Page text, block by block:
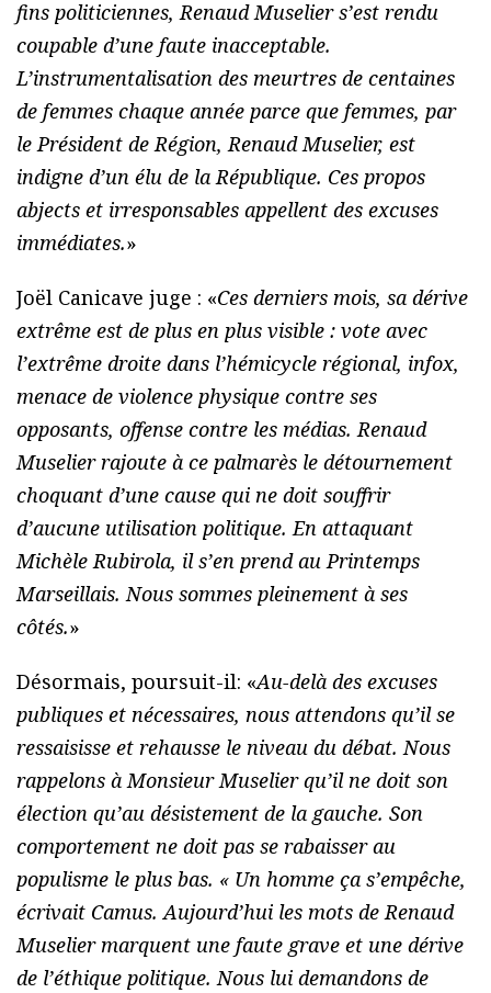
fins politiciennes, Renaud Muselier s’est rendu
coupable d’une faute inacceptable.
L’instrumentalisation des meurtres de centaines
de femmes chaque année parce que femmes, par
le Président de Région, Renaud Muselier, est
indigne d’un élu de la République. Ces propos
abjects et irresponsables appellent des excuses
immédiates.»
Joël Canicave juge : «Ces derniers mois, sa dérive
extrême est de plus en plus visible : vote avec
l’extrême droite dans l’hémicycle régional, infox,
menace de violence physique contre ses
opposants, offense contre les médias. Renaud
Muselier rajoute à ce palmarès le détournement
choquant d’une cause qui ne doit souffrir
d’aucune utilisation politique. En attaquant
Michèle Rubirola, il s’en prend au Printemps
Marseillais. Nous sommes pleinement à ses
côtés.»
Désormais, poursuit-il: «Au-delà des excuses
publiques et nécessaires, nous attendons qu’il se
ressaisisse et rehausse le niveau du débat. Nous
rappelons à Monsieur Muselier qu’il ne doit son
élection qu’au désistement de la gauche. Son
comportement ne doit pas se rabaisser au
populisme le plus bas. « Un homme ça s’empêche,
écrivait Camus. Aujourd’hui les mots de Renaud
Muselier marquent une faute grave et une dérive
de l’éthique politique. Nous lui demandons de